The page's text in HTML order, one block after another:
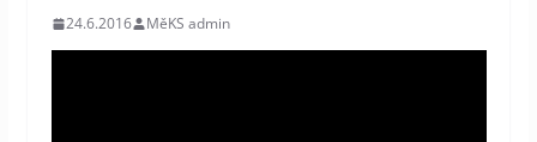
24.6.2016 MěKS admin